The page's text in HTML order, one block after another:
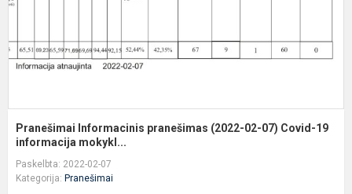
Pranešimai Informacinis pranešimas (2022-02-07) Covid-19
informacija mokykl...
Paskelbta: 2022-02-07
Kategorija: Pranešimai